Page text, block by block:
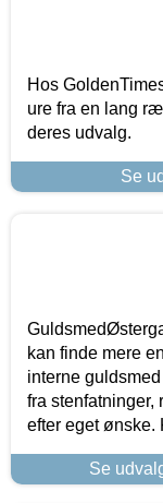
Hos
ure fra en lang
deres udvalg.
Se
kan finde mere
interne
fra stenfatninger,
efter eget ønske.
Se